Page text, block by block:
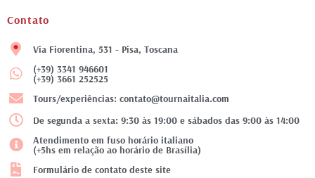
Contato
Via Fiorentina, 531 - Pisa, Toscana
(+39) 3341 946601
(+39) 3661 252525
Tours/experiências: contato@tournaitalia.com
De segunda a sexta: 9:30 às 19:00 e sábados das 9:00 às 14:00
Atendimento em fuso horário italiano
(+5hs em relação ao horário de Brasília)
Formulário de contato deste site